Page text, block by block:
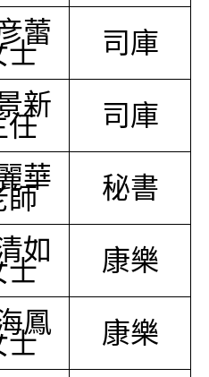
蕾
士 司庫
新
任 司庫
華
師 秘書
如
士 康樂
鳳
士 康樂